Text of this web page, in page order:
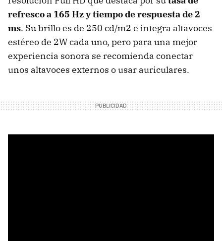
refresco a 165 Hz y tiempo de respuesta de 2
ms. Su brillo es de 250 cd/m2 e integra altavoces
estéreo de 2W cada uno, pero para una mejor
experiencia sonora se recomienda conectar
unos altavoces externos o usar auriculares.